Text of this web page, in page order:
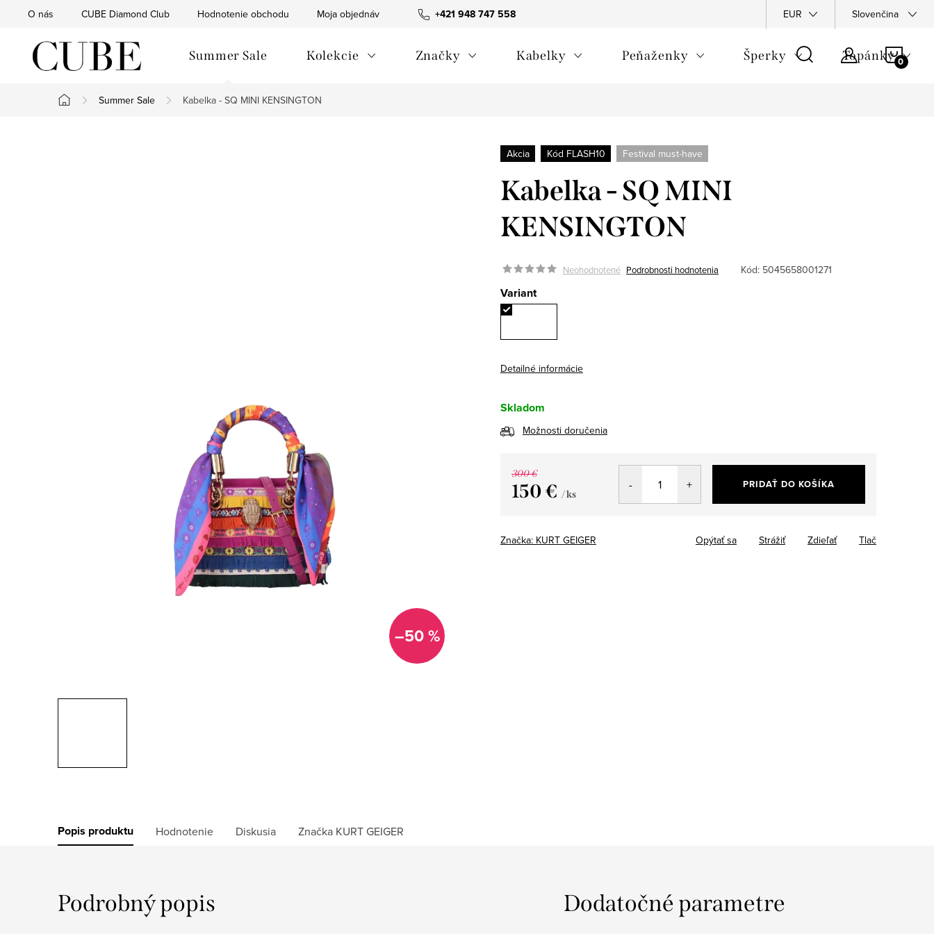
+421 948 747 558
O nás CUBE Diamond Club Hodnotenie obchodu Moja objednávka Všeobecné obchodné podmienky Podmienky ochrany osobných údajov
EUR Slovenčina
Summer Sale Kolekcie Značky Kabelky Peňaženky Šperky Topánky
Domov
Summer Sale Kabelka - SQ MINI KENSINGTON
–50 %
Akcia Kód FLASH10 Festival must-have
Kabelka - SQ MINI
KENSINGTON
Neohodnotené Podrobnosti hodnotenia Kód: 5045658001271
Variant
Detailné informácie
Skladom
Možnosti doručenia
300 €
150 € / ks
PRIDAŤ DO KOŠÍKA
Značka: KURT GEIGER Tlač
Opýtať sa Strážiť Zdieľať
Popis produktu Hodnotenie Diskusia Značka KURT GEIGER
Podrobný popis Dodatočné parametre